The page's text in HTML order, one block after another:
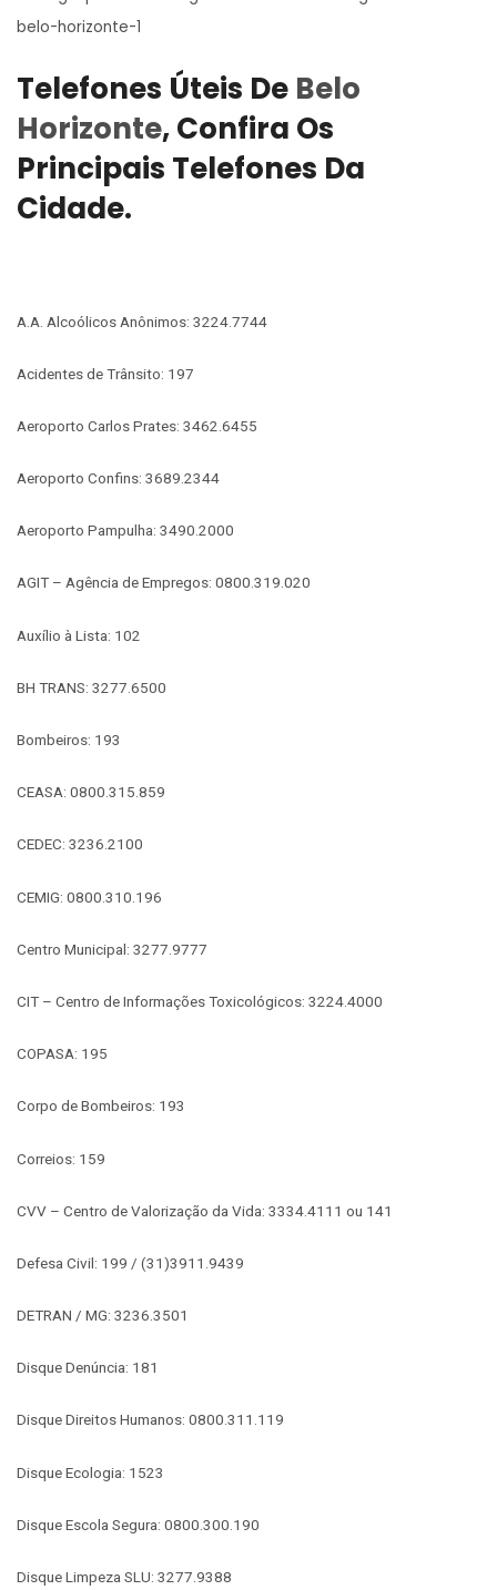
belo-horizonte-1
Telefones Úteis De Belo
Horizonte, Confira Os
Principais Telefones Da
Cidade.
A.A. Alcoólicos Anônimos: 3224.7744
Acidentes de Trânsito: 197
Aeroporto Carlos Prates: 3462.6455
Aeroporto Confins: 3689.2344
Aeroporto Pampulha: 3490.2000
AGIT – Agência de Empregos: 0800.319.020
Auxílio à Lista: 102
BH TRANS: 3277.6500
Bombeiros: 193
CEASA: 0800.315.859
CEDEC: 3236.2100
CEMIG: 0800.310.196
Centro Municipal: 3277.9777
CIT – Centro de Informações Toxicológicos: 3224.4000
COPASA: 195
Corpo de Bombeiros: 193
Correios: 159
CVV – Centro de Valorização da Vida: 3334.4111 ou 141
Defesa Civil: 199 / (31)3911.9439
DETRAN / MG: 3236.3501
Disque Denúncia: 181
Disque Direitos Humanos: 0800.311.119
Disque Ecologia: 1523
Disque Escola Segura: 0800.300.190
Disque Limpeza SLU: 3277.9388